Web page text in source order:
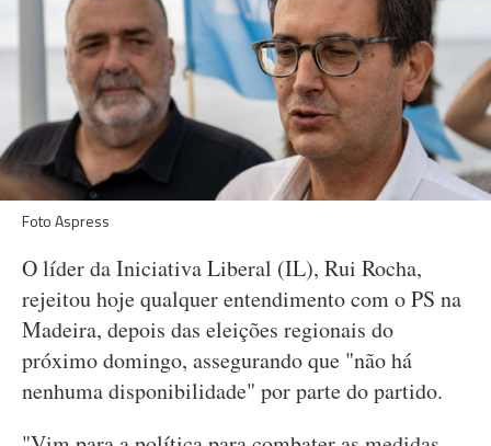
Foto Aspress
O líder da Iniciativa Liberal (IL), Rui Rocha,
rejeitou hoje qualquer entendimento com o PS na
Madeira, depois das eleições regionais do
próximo domingo, assegurando que "não há
nenhuma disponibilidade" por parte do partido.